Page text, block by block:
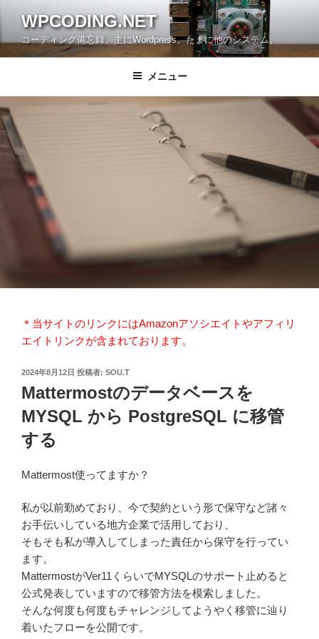
テ
ン
ス
キ
ッ
WPCODING.NET
コーディング備忘録。主にWordpress。たまに他のシステム。
メニュー
＊当サイトのリンクにはAmazonアソシエイトやアフィリ
エイトリンクが含まれております。
投
日:
2024年8月12日 投稿者: SOU.T
Mattermostのデータベースを
MYSQL から PostgreSQL に移管
する
Mattermost使ってますか？
私が以前勤めており、今で契約という形で保守など諸々
お手伝いしている地方企業で活用しており、
そもそも私が導入してしまった責任から保守を行ってい
ます。
MattermostがVer11くらいでMYSQLのサポート止めると
公式発表していますので移管方法を模索しました。
そんな何度も何度もチャレンジしてようやく移管に辿り
着いたフローを公開です。